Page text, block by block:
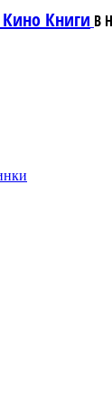
Книги В